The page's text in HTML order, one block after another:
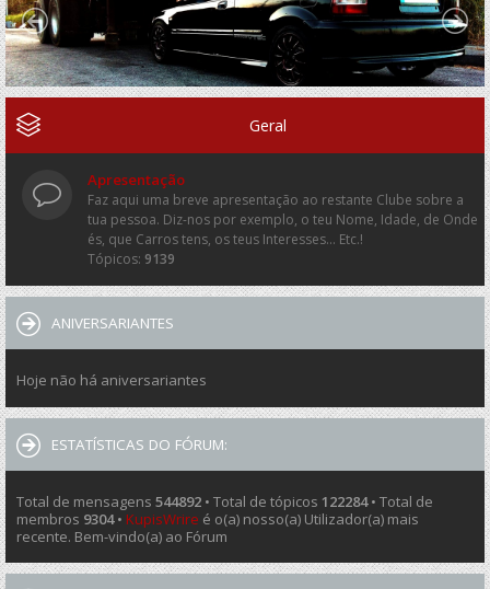
Geral
Apresentação
Faz aqui uma breve apresentação ao restante Clube sobre a
tua pessoa. Diz-nos por exemplo, o teu Nome, Idade, de Onde
és, que Carros tens, os teus Interesses... Etc.!
Tópicos: 9139
ANIVERSARIANTES
Hoje não há aniversariantes
ESTATÍSTICAS DO FÓRUM:
Total de mensagens 544892 • Total de tópicos 122284• Total de
membros 9304• KupisWrire é o(a) nosso(a) Utilizador(a) mais
recente. Bem-vindo(a) ao Fórum